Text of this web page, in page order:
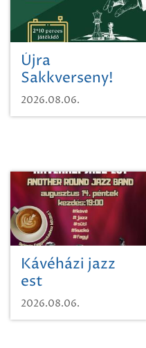
Újra
Sakkverseny!
2026.08.06.
Kávéházi jazz
est
2026.08.06.